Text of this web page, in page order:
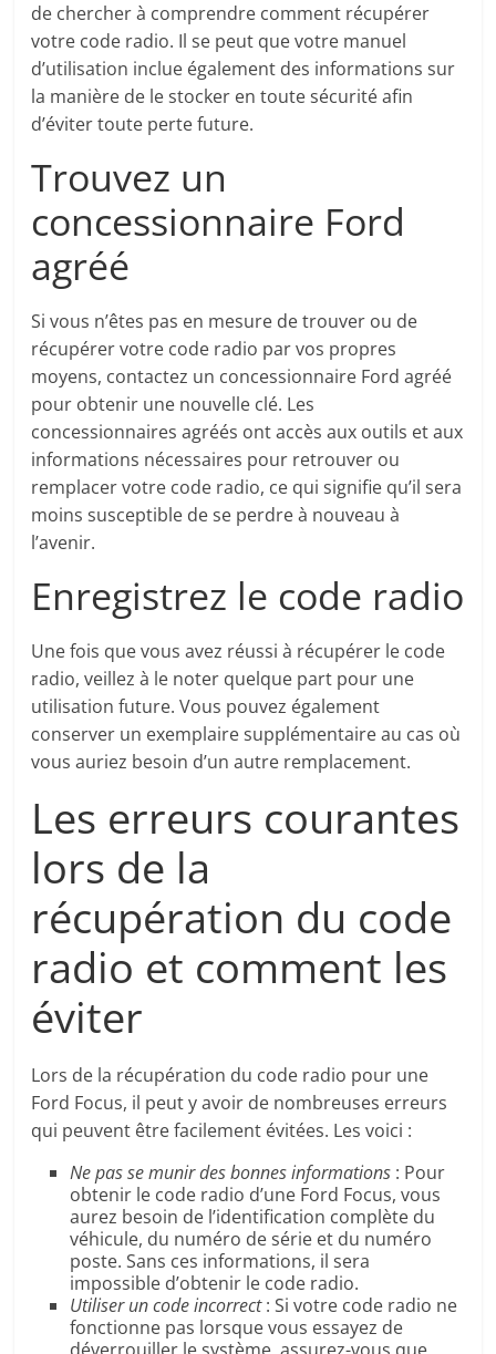
de chercher à comprendre comment récupérer
votre code radio. Il se peut que votre manuel
d’utilisation inclue également des informations sur
la manière de le stocker en toute sécurité afin
d’éviter toute perte future.
Trouvez un
concessionnaire Ford
agréé
Si vous n’êtes pas en mesure de trouver ou de
récupérer votre code radio par vos propres
moyens, contactez un concessionnaire Ford agréé
pour obtenir une nouvelle clé. Les
concessionnaires agréés ont accès aux outils et aux
informations nécessaires pour retrouver ou
remplacer votre code radio, ce qui signifie qu’il sera
moins susceptible de se perdre à nouveau à
l’avenir.
Enregistrez le code radio
Une fois que vous avez réussi à récupérer le code
radio, veillez à le noter quelque part pour une
utilisation future. Vous pouvez également
conserver un exemplaire supplémentaire au cas où
vous auriez besoin d’un autre remplacement.
Les erreurs courantes
lors de la
récupération du code
radio et comment les
éviter
Lors de la récupération du code radio pour une
Ford Focus, il peut y avoir de nombreuses erreurs
qui peuvent être facilement évitées. Les voici :
Ne pas se munir des bonnes informations : Pour
obtenir le code radio d’une Ford Focus, vous
aurez besoin de l’identification complète du
véhicule, du numéro de série et du numéro
poste. Sans ces informations, il sera
impossible d’obtenir le code radio.
Utiliser un code incorrect: Si votre code radio ne
fonctionne pas lorsque vous essayez de